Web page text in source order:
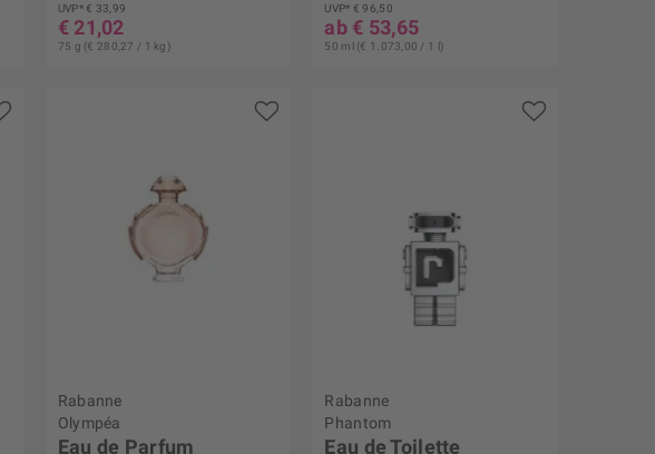
UVP* € 33,99
€ 21,02
75 g (€ 280,27 / 1 kg)
UVP* € 96,50
ab € 53,65
50 ml (€ 1.073,00 / 1 l)
Rabanne
Olympéa
Eau de Parfum
Rabanne
Phantom
Eau de Toilette